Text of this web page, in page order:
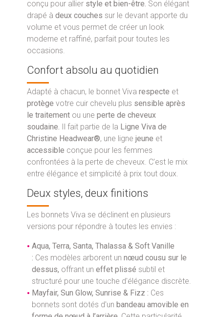
conçu pour allier style et bien-être. Son élégant
drapé à deux couches sur le devant apporte du
volume et vous permet de créer un look
moderne et raffiné, parfait pour toutes les
occasions.
Confort absolu au quotidien
Adapté à chacun, le bonnet Viva respecte et
protège votre cuir chevelu plus sensible après
le traitement ou une perte de cheveux
soudaine. Il fait partie de la Ligne Viva de
Christine Headwear®, une ligne jeune et
accessible conçue pour les femmes
confrontées à la perte de cheveux. C’est le mix
entre élégance et simplicité à prix tout doux.
Deux styles, deux finitions
Les bonnets Viva se déclinent en plusieurs
versions pour répondre à toutes les envies :
Aqua, Terra, Santa, Thalassa & Soft Vanille
: Ces modèles arborent un nœud cousu sur le
dessus, offrant un effet plissé subtil et
structuré pour une touche d'élégance discrète.
Mayfair, Sun Glow, Sunrise & Fizz : Ces
bonnets sont dotés d'un bandeau amovible en